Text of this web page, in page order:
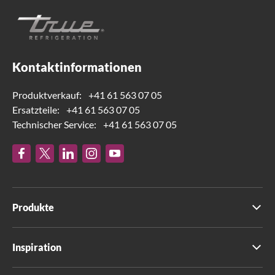
Kontaktinformationen
Produktverkauf:
+41 61 563 07 05
Ersatzteile:
+41 61 563 07 05
Technischer Service:
+41 61 563 07 05
Produkte
Inspiration